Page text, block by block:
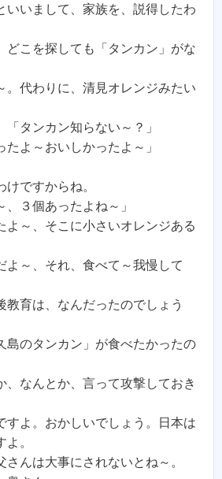
いいまして、家族を、説得したわ
どこを探しても「タンカン」がな
。代わりに、清見オレンジみたい
タンカン知らない～？」
たよ～おいしかったよ～」
ですからね。
、３個あったよね～」
よ～、そこに小さいオレンジある
よ～、それ、食べて～我慢して
教育は、なんだったのでしょう
島のタンカン」が食べたかったの
、なんとか、言って攻撃しておき
すよ。おかしいでしょう。日本は
。
さんは大事にされないとね～。